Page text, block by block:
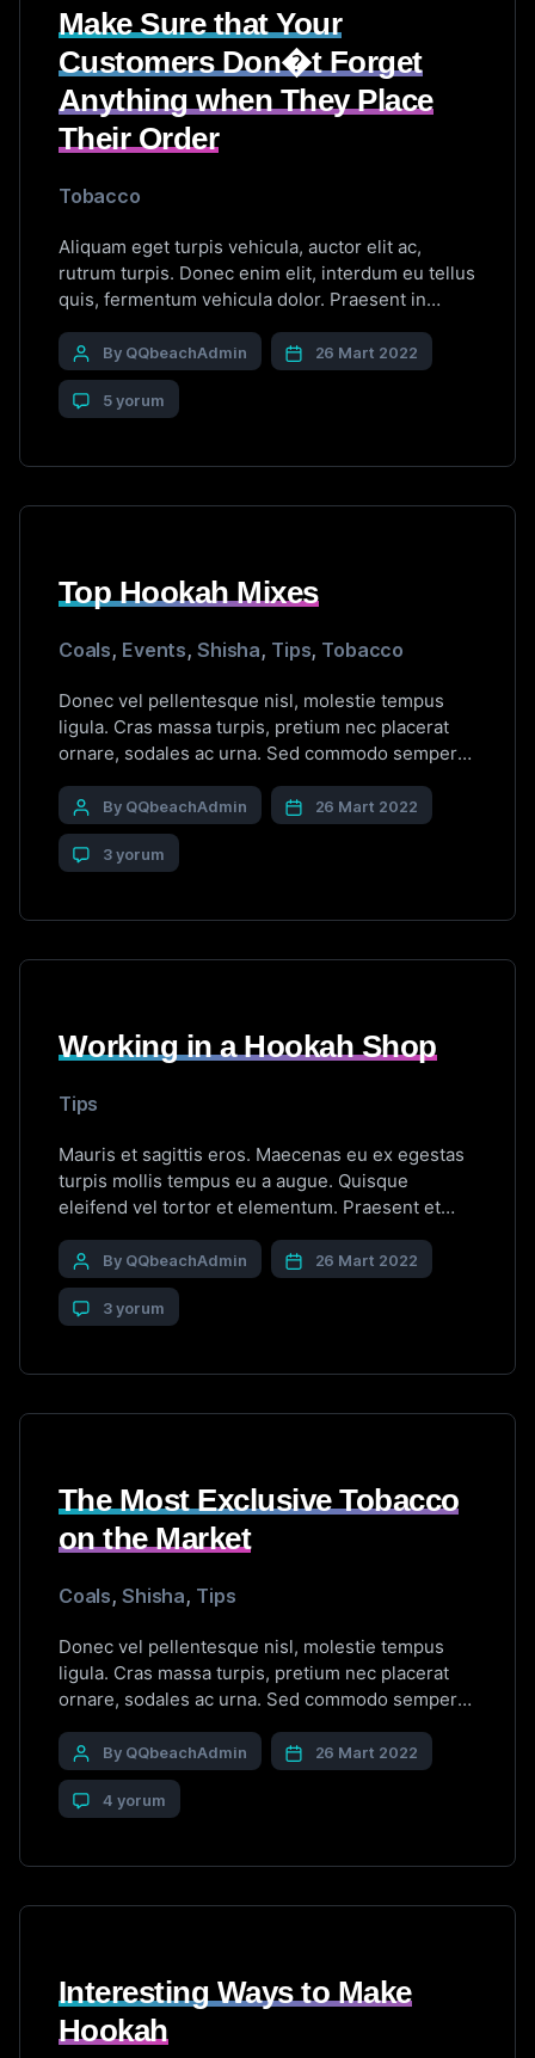
Make Sure that Your
Customers Don�t Forget
Anything when They Place
Their Order
Tobacco
Aliquam eget turpis vehicula, auctor elit ac,
rutrum turpis. Donec enim elit, interdum eu tellus
quis, fermentum vehicula dolor. Praesent in
accumsan. Phasellus scelerisque, massa ut
venenatis tristique, purus arcu volutpat orci,
blandit varius nisl orci ut arcu. Sed pharetra non
By QQbeachAdmin 26 Mart 2022
5 yorum
Top Hookah Mixes
Coals, Events,Shisha, Tips, Tobacco
Donec vel pellentesque nisl, molestie tempus
ligula. Cras massa turpis, pretium nec placerat
ornare, sodales ac urna. Sed commodo semper
efficitur sapien dapibus sed. Suspendisse iaculis
erat ut enim tincidunt, vitae bibendum lorem
mattis. Quisque sed nunc quis nisi aliquam
By QQbeachAdmin 26 Mart 2022
3 yorum
Working in a Hookah Shop
Tips
Mauris et sagittis eros. Maecenas eu ex egestas
turpis mollis tempus eu a augue. Quisque
eleifend vel tortor et elementum. Praesent et
maximus eros non quam convallis consectetur.
Proin sed dignissim dolor. Aliquam interdum,
tortor a viverra convallis, mi nisl congue lacus,
By QQbeachAdmin 26 Mart 2022
3 yorum
The Most Exclusive Tobacco
on the Market
Coals,Shisha, Tips
Donec vel pellentesque nisl, molestie tempus
ligula. Cras massa turpis, pretium nec placerat
ornare, sodales ac urna. Sed commodo semper
efficitur sapien dapibus sed. Suspendisse iaculis
erat ut enim tincidunt, vitae bibendum lorem
mattis. Quisque sed nunc quis nisi aliquam
By QQbeachAdmin 26 Mart 2022
4 yorum
Interesting Ways to Make
Hookah